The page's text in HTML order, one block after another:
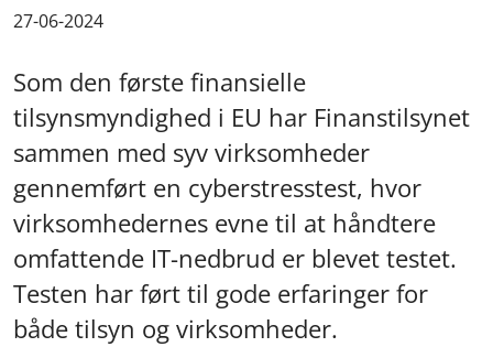
27-06-2024
Som den første finansielle
tilsynsmyndighed i EU har Finanstilsynet
sammen med syv virksomheder
gennemført en cyberstresstest, hvor
virksomhedernes evne til at håndtere
omfattende IT-nedbrud er blevet testet.
Testen har ført til gode erfaringer for
både tilsyn og virksomheder.